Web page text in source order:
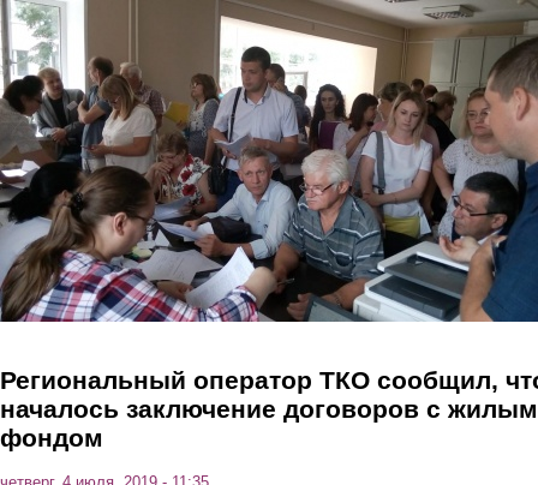
Перейти к основному содержанию
Региональный оператор ТКО сообщил,
началось заключение договоров с жилым
фондом